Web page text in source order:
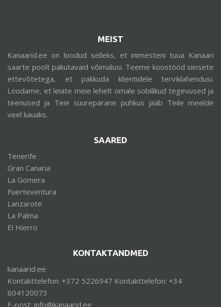
MEIST
Kanaarid.ee on loodud selleks, et inimesteni tuua Kanaari
saarte poolt pakutavaid võimalusi. Teeme koostööd siinsete
ettevõtetega, et pakkuda klientidele terviklahendusi.
Loodame, et leiate meie lehelt omale sobilikud tegevused ja
teenused ja Teie suurepärane puhkus jääb Teile meelde
veel kauaks.
SAARED
Tenerife
Gran Canaria
La Gomera
Fuerteventura
Lanzarote
La Palma
El Hierro
KONTAKTANDMED
kanaarid.ee
Kontakttelefon: +372 5226947 Kontakttelefon: +34
604120073
E-post: info@kanaarid.ee